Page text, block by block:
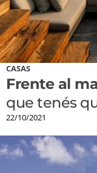
CASAS
Frente al
que tenés
22/10/2021